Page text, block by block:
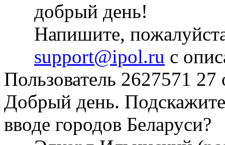
добрый день!
Напишите,
support@ipol.ru с
Пользователь 2627571 27
Добрый день.
вводе городов Беларуси?